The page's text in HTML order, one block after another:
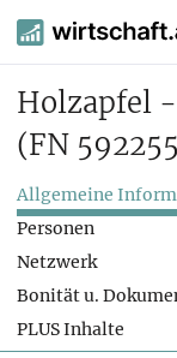
Holzapfel -
(FN
Allgemeine
Personen
Netzwerk
Bonität u.
PLUS Inhalte